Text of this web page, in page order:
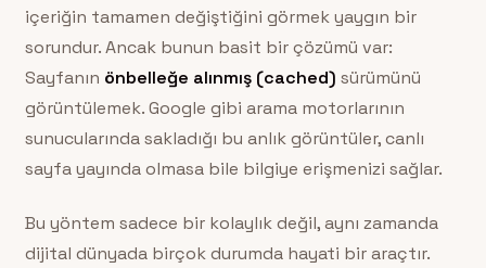
içeriğin tamamen değiştiğini görmek yaygın bir
sorundur. Ancak bunun basit bir çözümü var:
Sayfanın önbelleğe alınmış (cached) sürümünü
görüntülemek. Google gibi arama motorlarının
sunucularında sakladığı bu anlık görüntüler, canlı
sayfa yayında olmasa bile bilgiye erişmenizi sağlar.
Bu yöntem sadece bir kolaylık değil, aynı zamanda
dijital dünyada birçok durumda hayati bir araçtır.